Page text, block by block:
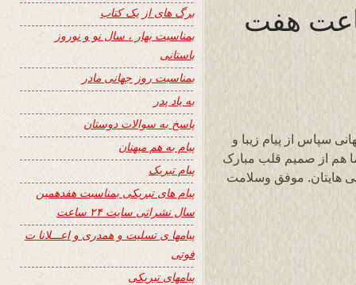
هفت
سپاس از پیام زیبا و
سایت ۲۴ ساعت بشما هم از صمیم قلب مبارک
هایتان. موفق وسلامت
برگ های از یک کتاب
بمناسبت بهار ، سال نو و نوروز
باستانی
بمناسبت روز جهانی مادر
به یاد پدر
پاسخ به سوالات دوستان
پیام به هم میهنان
پیام تبریک
پیام های تبریکی بمناسبت هفدهمین
سال نشراتی سایت ۲۴ ساعت
پیامها ی تسلیت و همدری و اعـــلانا ت
فوتی
پیامهای تبریکی